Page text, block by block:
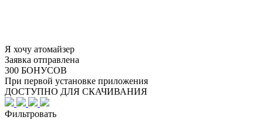
Я хочу атомайзер
Заявка отправлена
300 БОНУСОВ
При первой установке приложения
ДОСТУПНО ДЛЯ СКАЧИВАНИЯ
Фильтровать